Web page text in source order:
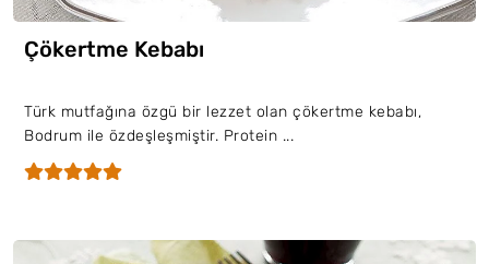
Çökertme Kebabı
Türk mutfağına özgü bir lezzet olan çökertme kebabı,
Bodrum ile özdeşleşmiştir. Protein ...